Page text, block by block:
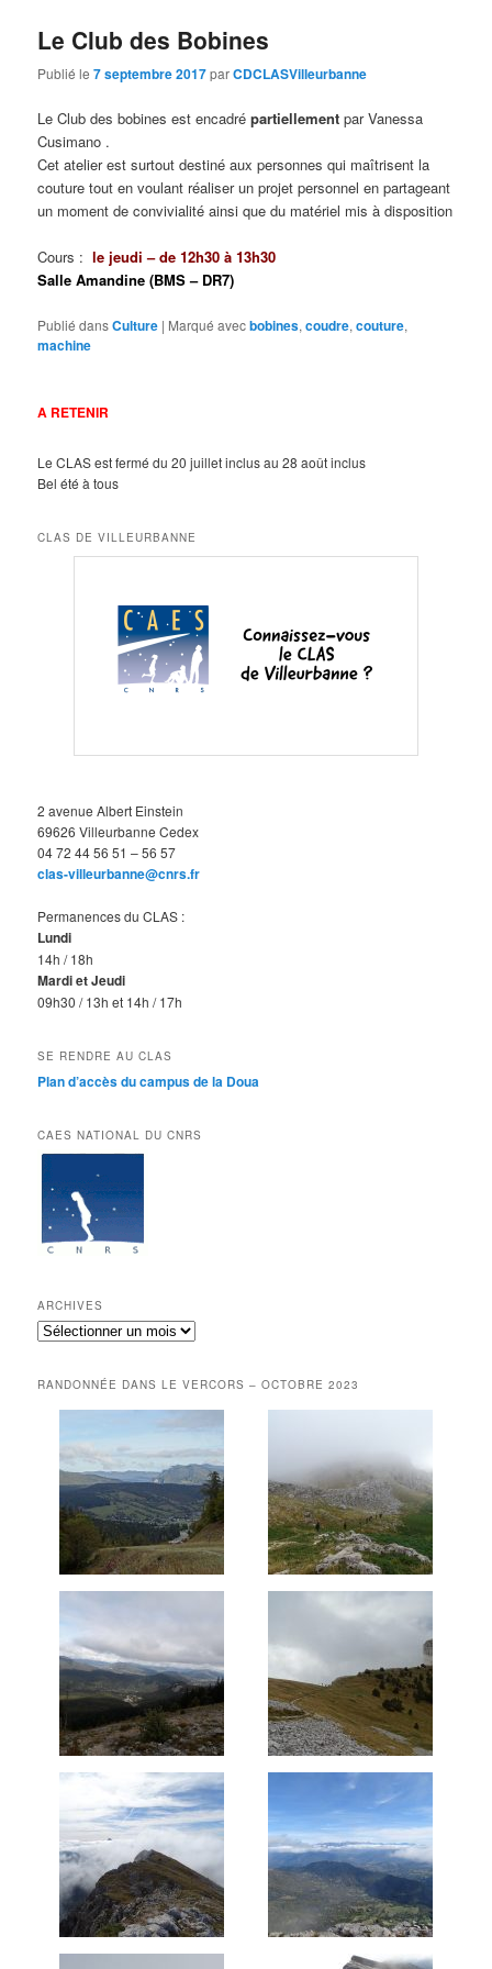
Le Club des Bobines
Publié le7 septembre 2017parCDCLASVilleurbanne
Le Club des bobines est encadrépartiellement par Vanessa
Cusimano .
Cet atelier est surtout destiné aux personnes qui maîtrisent la
couture tout en voulant réaliser un projet personnel en partageant
un moment de convivialité ainsi que du matériel mis à disposition
Cours :le jeudi – de 12h30 à 13h30
Salle Amandine (BMS – DR7)
Publié dansCulture | Marqué avecbobines,coudre,couture,
machine
A RETENIR
Le CLAS est fermé du 20 juillet inclus au 28 août inclus
Bel été à tous
CLAS DE VILLEURBANNE
2 avenue Albert Einstein
69626 Villeurbanne Cedex
04 72 44 56 51 – 56 57
clas-villeurbanne@cnrs.fr
Permanences du CLAS :
Lundi
14h / 18h
Mardi et Jeudi
09h30 / 13h et 14h / 17h
SE RENDRE AU CLAS
Plan d’accès du campus de la Doua
CAES NATIONAL DU CNRS
ARCHIVES
Archives
RANDONNÉE DANS LE VERCORS – OCTOBRE 2023